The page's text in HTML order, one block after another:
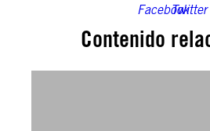
Contenido